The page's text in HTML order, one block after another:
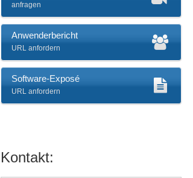
anfragen
Anwenderbericht
URL anfordern
Software-Exposé
URL anfordern
Kontakt: